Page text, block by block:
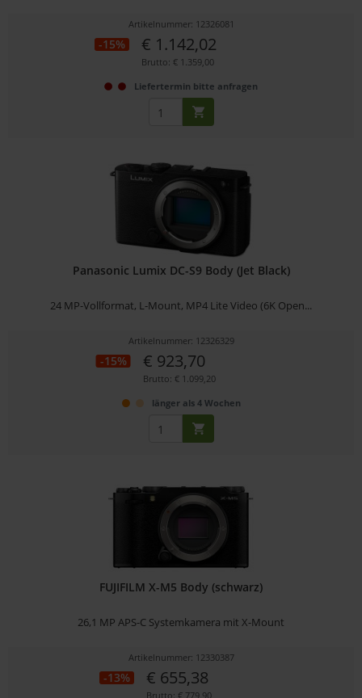
Artikelnummer: 12326081
-15% € 1.142,02
Brutto: € 1.359,00
Liefertermin bitte anfragen
Panasonic Lumix DC-S9 Body (Jet Black)
24 MP-Vollformat, L-Mount, MP4 Lite Video (6K Open...
Artikelnummer: 12326329
-15% € 923,70
Brutto: € 1.099,20
länger als 4 Wochen
FUJIFILM X-M5 Body (schwarz)
26,1 MP APS-C Systemkamera mit X-Mount
Artikelnummer: 12330387
-13% € 655,38
Brutto: € 779,90